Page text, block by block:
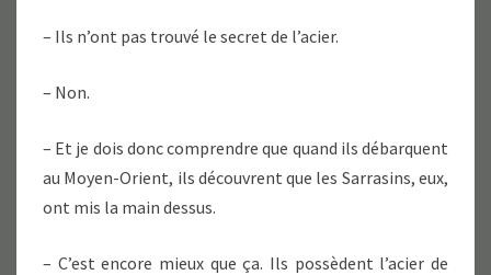
– Ils n’ont pas trouvé le secret de l’acier.
– Non.
– Et je dois donc comprendre que quand ils débarquent
au Moyen-Orient, ils découvrent que les Sarrasins, eux,
ont mis la main dessus.
– C’est encore mieux que ça. Ils possèdent l’acier de